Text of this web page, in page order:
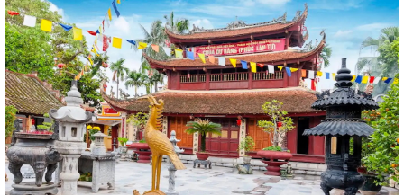
Phường Hồng Bàng phát huy vai trò, nâng cao hiệu lực, hiệu quả hoạt
động của bộ máy chính quyền cơ...
TUỔI TRẺ PHƯỜNG HỒNG BÀNG TỔ CHỨC CHƯƠNG TRÌNH NÓI
CHUYỆN TRUYỀN THỐNG NHÂN KỶ NIỆM 79 NĂM NGÀY...
Đồng chí Nguyễn Văn Tuấn, Bí thư Đảng ủy phường Hồng Bàng được
Chủ tịch UBND thành phố tặng Bằng...
Đoàn lãnh đạo Đảng uỷ - HĐND - UBND - UBMTQ Việt Nam phường